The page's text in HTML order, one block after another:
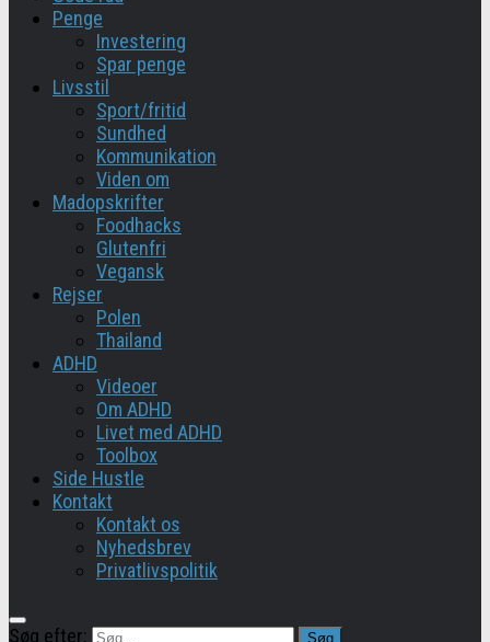
Penge
Investering
Spar penge
Livsstil
Sport/fritid
Sundhed
Kommunikation
Viden om
Madopskrifter
Foodhacks
Glutenfri
Vegansk
Rejser
Polen
Thailand
ADHD
Videoer
Om ADHD
Livet med ADHD
Toolbox
Side Hustle
Kontakt
Kontakt os
Nyhedsbrev
Privatlivspolitik
Søg efter: